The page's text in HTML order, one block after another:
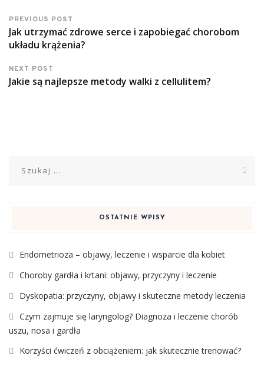
PREVIOUS POST
Jak utrzymać zdrowe serce i zapobiegać chorobom
układu krążenia?
NEXT POST
Jakie są najlepsze metody walki z cellulitem?
OSTATNIE WPISY
Endometrioza – objawy, leczenie i wsparcie dla kobiet
Choroby gardła i krtani: objawy, przyczyny i leczenie
Dyskopatia: przyczyny, objawy i skuteczne metody leczenia
Czym zajmuje się laryngolog? Diagnoza i leczenie chorób
uszu, nosa i gardła
Korzyści ćwiczeń z obciążeniem: jak skutecznie trenować?